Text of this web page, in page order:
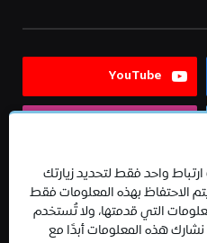
YouTube
واحد فقط لتحديد زيارتك
الاحتفاظ بهذه المعلومات فقط
التي قدمتها، ولا تُستخدم
نشارك هذه المعلومات أبدًا مع